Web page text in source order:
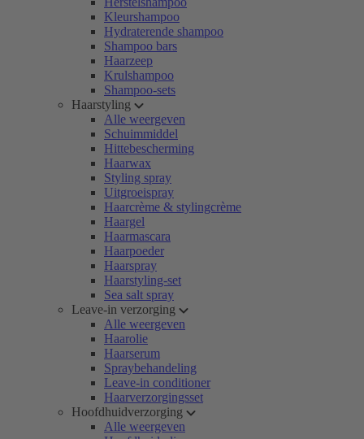
Kleurshampoo
Hydraterende shampoo
Shampoo bars
Haarzeep
Krulshampoo
Shampoo-sets
Haarstyling
Alle weergeven
Schuimmiddel
Hittebescherming
Haarwax
Styling spray
Uitgroeispray
Haarcrème & stylingcrème
Haargel
Haarmascara
Haarpoeder
Haarspray
Haarstyling-set
Sea salt spray
Leave-in verzorging
Alle weergeven
Haarolie
Haarserum
Spraybehandeling
Leave-in conditioner
Haarverzorgingsset
Hoofdhuidverzorging
Alle weergeven